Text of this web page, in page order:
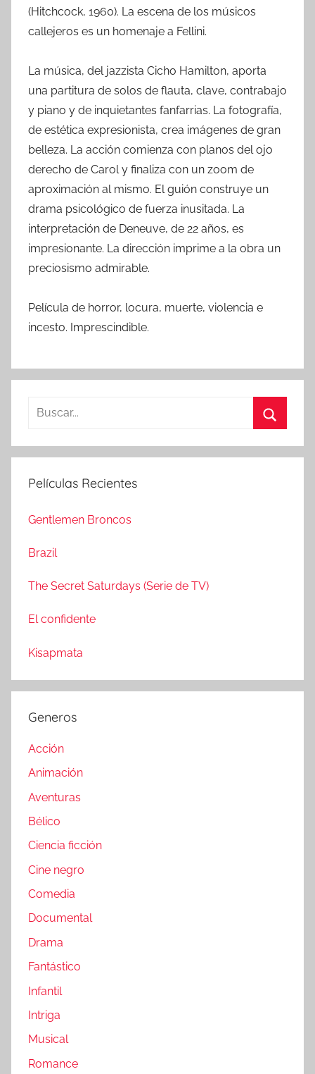
(Hitchcock, 1960). La escena de los músicos
callejeros es un homenaje a Fellini.
La música, del jazzista Cicho Hamilton, aporta
una partitura de solos de flauta, clave, contrabajo
y piano y de inquietantes fanfarrias. La fotografía,
de estética expresionista, crea imágenes de gran
belleza. La acción comienza con planos del ojo
derecho de Carol y finaliza con un zoom de
aproximación al mismo. El guión construye un
drama psicológico de fuerza inusitada. La
interpretación de Deneuve, de 22 años, es
impresionante. La dirección imprime a la obra un
preciosismo admirable.
Película de horror, locura, muerte, violencia e
incesto. Imprescindible.
s
a
:
u
Películas Recientes
Gentlemen Broncos
Brazil
The Secret Saturdays (Serie de TV)
El confidente
Kisapmata
Generos
Acción
Animación
Aventuras
Bélico
Ciencia ficción
Cine negro
Comedia
Documental
Drama
Fantástico
Infantil
Intriga
Musical
Romance